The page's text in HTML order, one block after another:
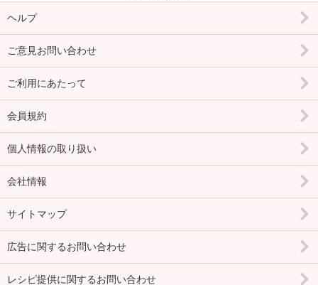
ヘルプ
ご意見お問い合わせ
ご利用にあたって
会員規約
個人情報の取り扱い
会社情報
サイトマップ
広告に関するお問い合わせ
レシピ提供に関するお問い合わせ